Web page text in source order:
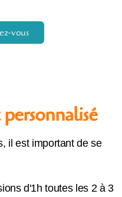
vous
il est important de se
d'1h toutes les 2 à 3